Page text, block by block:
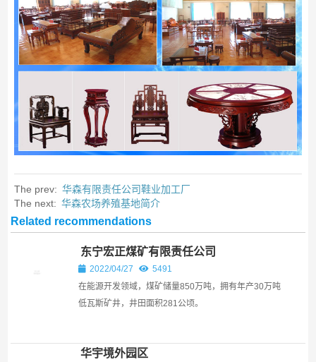
The prev: 华森有限责任公司鞋业加工厂
The next: 华森农场养殖基地简介
Related recommendations
东宁宏正煤矿有限责任公司
2022/04/27
5491
在能源开发领域，煤矿储量850万吨，拥有年产30万吨
低瓦斯矿井，井田面积281公顷。
华宇境外园区